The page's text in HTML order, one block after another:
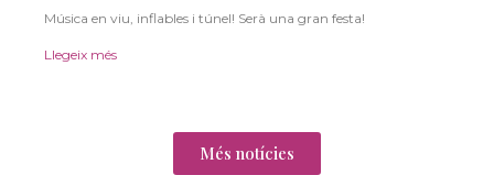
Música en viu, inflables i túnel! Serà una gran festa!
Llegeix més
Més notícies